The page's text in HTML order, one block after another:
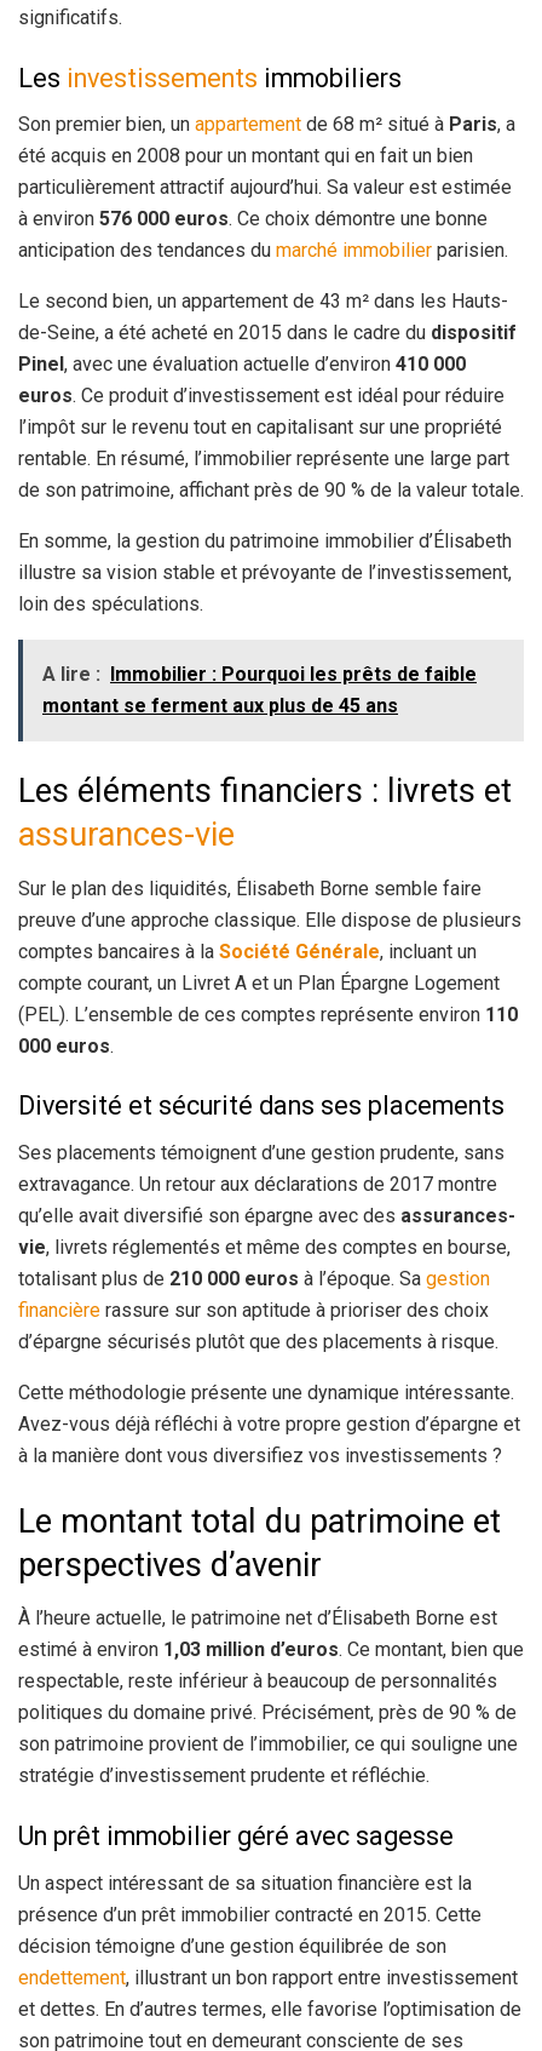
significatifs.
Les investissements immobiliers
Son premier bien, un appartement de 68 m² situé à Paris, a
été acquis en 2008 pour un montant qui en fait un bien
particulièrement attractif aujourd’hui. Sa valeur est estimée
à environ 576 000 euros. Ce choix démontre une bonne
anticipation des tendances du marché immobilier parisien.
Le second bien, un appartement de 43 m² dans les Hauts-
de-Seine, a été acheté en 2015 dans le cadre du dispositif
Pinel , avec une évaluation actuelle d’environ 410 000
euros. Ce produit d’investissement est idéal pour réduire
l’impôt sur le revenu tout en capitalisant sur une propriété
rentable. En résumé, l’immobilier représente une large part
de son patrimoine, affichant près de 90 % de la valeur totale.
En somme, la gestion du patrimoine immobilier d’Élisabeth
illustre sa vision stable et prévoyante de l’investissement,
loin des spéculations.
A lire :
Immobilier : Pourquoi les prêts de faible
montant se ferment aux plus de 45 ans
Les éléments financiers : livrets et
assurances-vie
Sur le plan des liquidités, Élisabeth Borne semble faire
preuve d’une approche classique. Elle dispose de plusieurs
comptes bancaires à la Société Générale, incluant un
compte courant, un Livret A et un Plan Épargne Logement
(PEL). L’ensemble de ces comptes représente environ 110
000 euros.
Diversité et sécurité dans ses placements
Ses placements témoignent d’une gestion prudente, sans
extravagance. Un retour aux déclarations de 2017 montre
qu’elle avait diversifié son épargne avec des assurances-
vie, livrets réglementés et même des comptes en bourse,
totalisant plus de 210 000 euros à l’époque. Sa gestion
financière rassure sur son aptitude à prioriser des choix
d’épargne sécurisés plutôt que des placements à risque.
Cette méthodologie présente une dynamique intéressante.
Avez-vous déjà réfléchi à votre propre gestion d’épargne et
à la manière dont vous diversifiez vos investissements ?
Le montant total du patrimoine et
perspectives d’avenir
À l’heure actuelle, le patrimoine net d’Élisabeth Borne est
estimé à environ 1,03 million d’euros. Ce montant, bien que
respectable, reste inférieur à beaucoup de personnalités
politiques du domaine privé. Précisément, près de 90 % de
son patrimoine provient de l’immobilier, ce qui souligne une
stratégie d’investissement prudente et réfléchie.
Un prêt immobilier géré avec sagesse
Un aspect intéressant de sa situation financière est la
présence d’un prêt immobilier contracté en 2015. Cette
décision témoigne d’une gestion équilibrée de son
endettement, illustrant un bon rapport entre investissement
et dettes. En d’autres termes, elle favorise l’optimisation de
son patrimoine tout en demeurant consciente de ses